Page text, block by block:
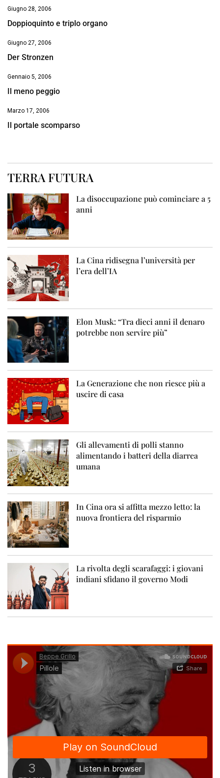
Giugno 28, 2006
Doppioquinto e triplo organo
Giugno 27, 2006
Der Stronzen
Gennaio 5, 2006
Il meno peggio
Marzo 17, 2006
Il portale scomparso
TERRA FUTURA
La disoccupazione può cominciare a 5
anni
La Cina ridisegna l’università per
l’era dell’IA
Elon Musk: “Tra dieci anni il denaro
potrebbe non servire più”
La Generazione che non riesce più a
uscire di casa
Gli allevamenti di polli stanno
alimentando i batteri della diarrea
umana
In Cina ora si affitta mezzo letto: la
nuova frontiera del risparmio
La rivolta degli scarafaggi: i giovani
indiani sfidano il governo Modi